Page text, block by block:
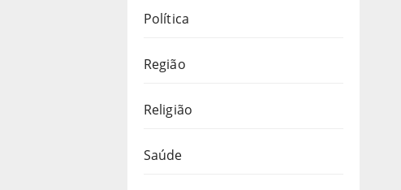
Política
Região
Religião
Saúde